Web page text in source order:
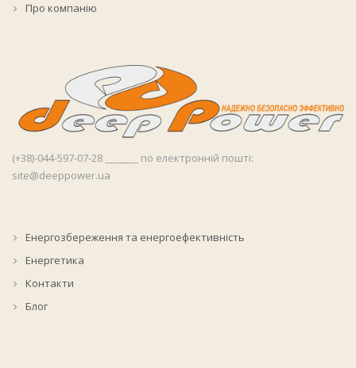
Про компанію
(+38)-044-597-07-28 _______ по електронній пошті:
site@deeppower.ua
Енергозбереження та енергоефективність
Енергетика
Контакти
Блог